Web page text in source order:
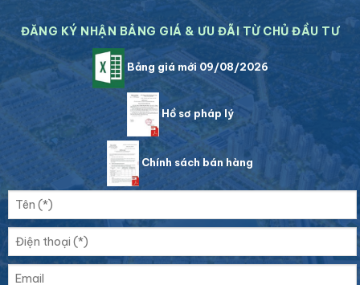
ĐĂNG KÝ NHẬN BẢNG GIÁ & ƯU ĐÃI TỪ CHỦ ĐẦU TƯ
Bảng giá mới 09/08/2026
Hồ sơ pháp lý
Chính sách bán hàng